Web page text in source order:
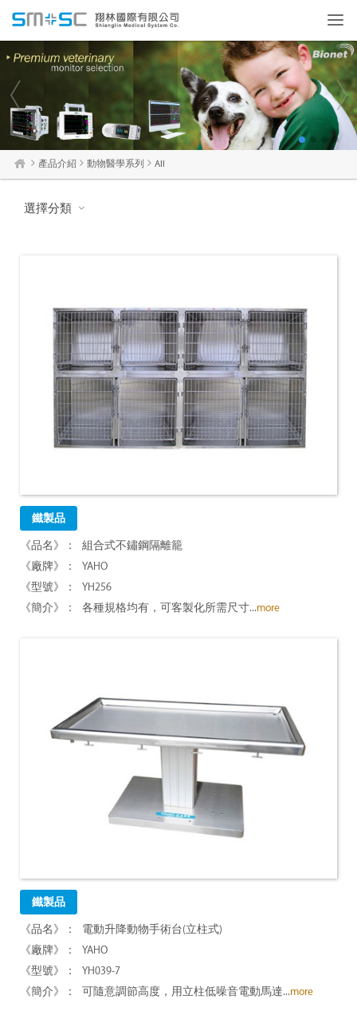
1 4
產品介紹 動物醫學系列 All
選擇分類
鐵製品
組合式不鏽鋼隔離籠
YAHO
YH256
各種規格均有，可客製化所需尺寸...more
鐵製品
電動升降動物手術台(立柱式)
YAHO
YH039-7
可隨意調節高度，用立柱低噪音電動馬達...more